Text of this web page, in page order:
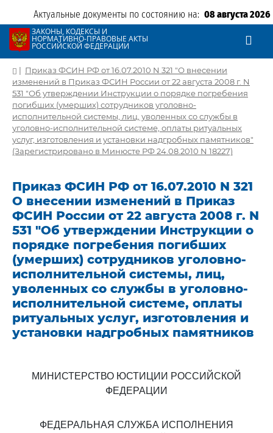
Актуальные документы по состоянию на: 08 августа 2026
ЗАКОНЫ, КОДЕКСЫ И
НОРМАТИВНО-ПРАВОВЫЕ АКТЫ
РОССИЙСКОЙ ФЕДЕРАЦИИ
| Приказ ФСИН РФ от 16.07.2010 N 321 "О внесении
изменений в Приказ ФСИН России от 22 августа 2008 г. N
531 "Об утверждении Инструкции о порядке погребения
погибших (умерших) сотрудников уголовно-
исполнительной системы, лиц, уволенных со службы в
уголовно-исполнительной системе, оплаты ритуальных
услуг, изготовления и установки надгробных памятников"
(Зарегистрировано в Минюсте РФ 24.08.2010 N 18227)
Приказ ФСИН РФ от 16.07.2010 N 321
О внесении изменений в Приказ
ФСИН России от 22 августа 2008 г. N
531 "Об утверждении Инструкции о
порядке погребения погибших
(умерших) сотрудников уголовно-
исполнительной системы, лиц,
уволенных со службы в уголовно-
исполнительной системе, оплаты
ритуальных услуг, изготовления и
установки надгробных памятников
МИНИСТЕРСТВО ЮСТИЦИИ РОССИЙСКОЙ
ФЕДЕРАЦИИ
ФЕДЕРАЛЬНАЯ СЛУЖБА ИСПОЛНЕНИЯ